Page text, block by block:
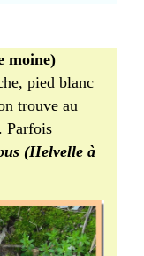
moine)
pied blanc
trouve au
Parfois
(Helvelle à